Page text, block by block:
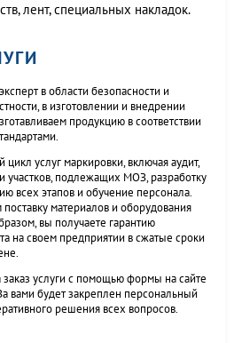
лент, специальных накладок.
в области безопасности и
в изготовлении и внедрении
продукцию в соответствии
услуг маркировки, включая аудит,
участков, подлежащих МОЗ, разработку
всех этапов и обучение персонала.
материалов и оборудования
вы получаете гарантию
на своем предприятии в сжатые сроки
заказ услуги с помощью формы на сайте
вами будет закреплен персональный
решения всех вопросов.